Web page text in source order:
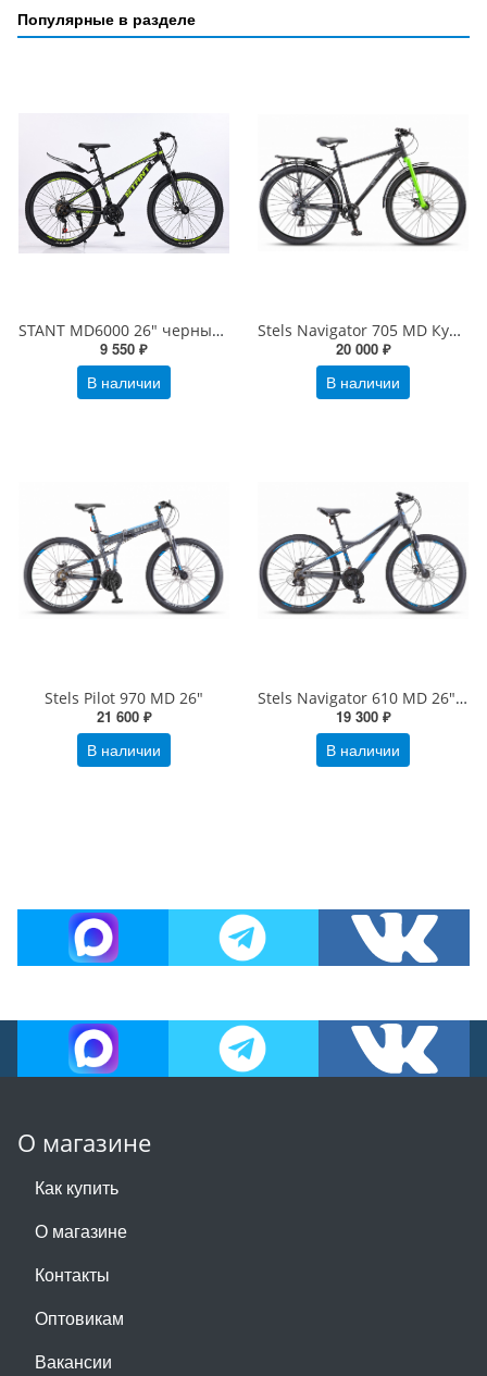
Популярные в разделе
STANT MD6000 26" черный/зеленый
9 550 ₽
В наличии
Stels Navigator 705 MD Курьер 27.5" Z010
20 000 ₽
В наличии
Stels Pilot 970 MD 26"
21 600 ₽
В наличии
Stels Navigator 610 MD 26" V050
19 300 ₽
В наличии
О магазине
Как купить
О магазине
Контакты
Оптовикам
Вакансии